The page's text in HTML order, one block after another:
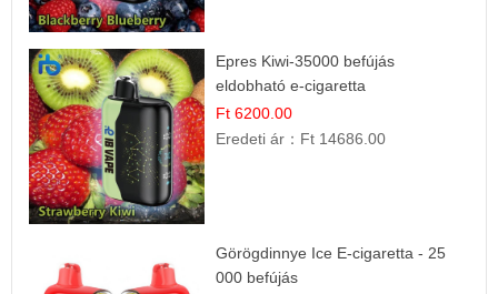
Epres Kiwi-35000 befújás
eldobható e-cigaretta
Ft 6200.00
Eredeti ár： Ft 14686.00
Görögdinnye Ice E-cigaretta - 25
000 befújás